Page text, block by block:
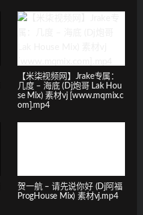
【米柒视频网】Jrake专属：
几度 – 海底 (Dj炮哥 Lak Hou
se Mix) 素材vj [www.mqmix.c
om].mp4
贺一航 – 请先说你好 (Dj阿福
ProgHouse Mix) 素材vj.mp4